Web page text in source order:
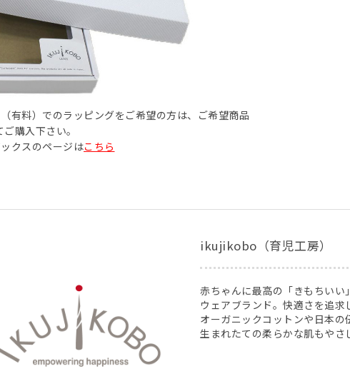
料）でのラッピングをご希望の方は、ご希望商品
購入下さい。
クスのページはこちら
ikujikobo（育児工房）
赤ちゃんに最高の「きもちい
ウェアブランド。快適さを追求
オーガニックコットンや日本の
生まれたての柔らかな肌もやさ